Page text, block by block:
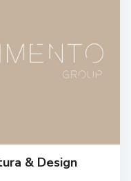
& Design